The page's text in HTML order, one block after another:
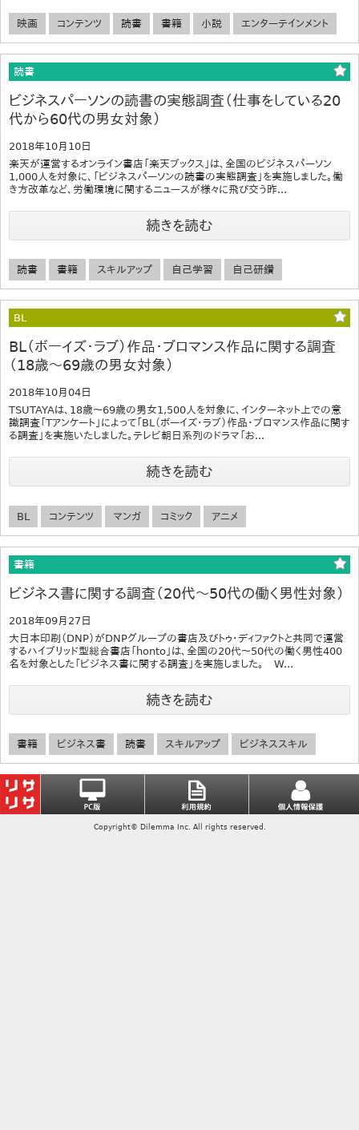
映画 コンテンツ 読書 書籍 小説 エンターテインメント
読書
ビジネスパーソンの読書の実態調査（仕事をしている20
代から60代の男女対象）
2018年10月10日
楽天が運営するオンライン書店「楽天ブックス」は、全国のビジネスパーソン
1,000人を対象に、「ビジネスパーソンの読書の実態調査」を実施しました。働
き方改革など、労働環境に関するニュースが様々に飛び交う昨...
続きを読む
読書 書籍 スキルアップ 自己学習 自己研鑽
BL
BL（ボーイズ・ラブ）作品・ブロマンス作品に関する調査
（18歳～69歳の男女対象）
2018年10月04日
TSUTAYAは、18歳～69歳の男女1,500人を対象に、インターネット上での意
識調査「Tアンケート」によって「BL（ボーイズ・ラブ）作品・ブロマンス作品に関す
る調査」を実施いたしました。テレビ朝日系列のドラマ「お...
続きを読む
BL コンテンツ マンガ コミック アニメ
書籍
ビジネス書に関する調査（20代～50代の働く男性対象）
2018年09月27日
大日本印刷（DNP）がDNPグループの書店及びトゥ・ディファクトと共同で運営
するハイブリッド型総合書店「honto」は、全国の20代～50代の働く男性400
名を対象とした「ビジネス書に関する調査」を実施しました。 W...
続きを読む
書籍 ビジネス書 読書 スキルアップ ビジネススキル
Copyright© Dilemma Inc. All rights reserved.